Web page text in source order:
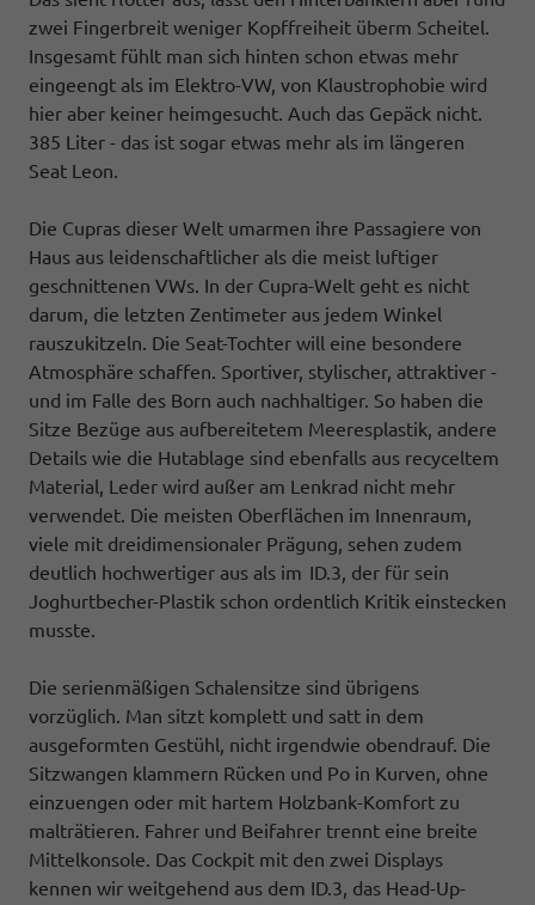
zwei Fingerbreit weniger Kopffreiheit überm Scheitel.
Insgesamt fühlt man sich hinten schon etwas mehr
eingeengt als im Elektro-VW, von Klaustrophobie wird
hier aber keiner heimgesucht. Auch das Gepäck nicht.
385 Liter - das ist sogar etwas mehr als im längeren
Seat Leon.
Die Cupras dieser Welt umarmen ihre Passagiere von
Haus aus leidenschaftlicher als die meist luftiger
geschnittenen VWs. In der Cupra-Welt geht es nicht
darum, die letzten Zentimeter aus jedem Winkel
rauszukitzeln. Die Seat-Tochter will eine besondere
Atmosphäre schaffen. Sportiver, stylischer, attraktiver -
und im Falle des Born auch nachhaltiger. So haben die
Sitze Bezüge aus aufbereitetem Meeresplastik, andere
Details wie die Hutablage sind ebenfalls aus recyceltem
Material, Leder wird außer am Lenkrad nicht mehr
verwendet. Die meisten Oberflächen im Innenraum,
viele mit dreidimensionaler Prägung, sehen zudem
deutlich hochwertiger aus als im ID.3, der für sein
Joghurtbecher-Plastik schon ordentlich Kritik einstecken
musste.
Die serienmäßigen Schalensitze sind übrigens
vorzüglich. Man sitzt komplett und satt in dem
ausgeformten Gestühl, nicht irgendwie obendrauf. Die
Sitzwangen klammern Rücken und Po in Kurven, ohne
einzuengen oder mit hartem Holzbank-Komfort zu
malträtieren. Fahrer und Beifahrer trennt eine breite
Mittelkonsole. Das Cockpit mit den zwei Displays
kennen wir weitgehend aus dem ID.3, das Head-Up-